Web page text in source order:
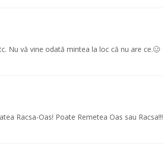
Nu vă vine odată mintea la loc că nu are ce.🥴
Racsa-Oas! Poate Remetea Oas sau Racsa!!!